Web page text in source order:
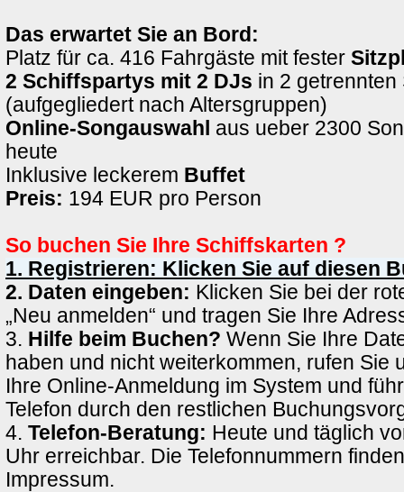
Das erwartet Sie an Bord:
Platz für ca. 416 Fahrgäste mit fester
2 Schiffspartys mit 2 DJs in 2 getrennten
(aufgegliedert nach Altersgruppen)
Online-Songauswahl aus ueber 2300
heute
Inklusive leckerem Buffet
Preis: 194 EUR pro Person
So buchen Sie Ihre Schiffskarten ?
1. Registrieren: Klicken Sie auf diesen
2. Daten eingeben: Klicken Sie bei der
„Neu anmelden“ und tragen Sie Ihre
3. Hilfe beim Buchen? Wenn Sie Ihre
haben und nicht weiterkommen, rufen Sie
Ihre Online-Anmeldung im System und
Telefon durch den restlichen
4. Telefon-Beratung: Heute und täglich
Uhr erreichbar. Die Telefonnummern
Impressum.